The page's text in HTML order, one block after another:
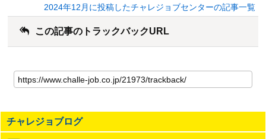
2024年12月に投稿したチャレジョブセンターの記事一覧
この記事のトラックバックURL
の
記
の
ト
チャレジョブログ